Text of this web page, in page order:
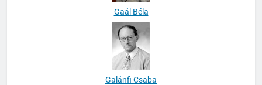
Gaál Béla
Galánfi Csaba